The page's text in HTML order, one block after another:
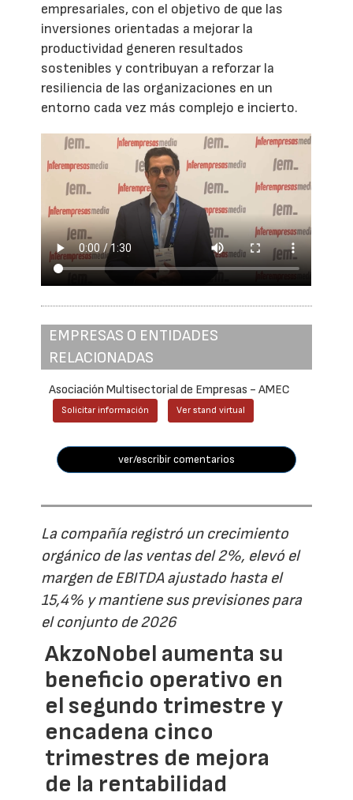
empresariales, con el objetivo de que las
inversiones orientadas a mejorar la
productividad generen resultados
sostenibles y contribuyan a reforzar la
resiliencia de las organizaciones en un
entorno cada vez más complejo e incierto.
EMPRESAS O ENTIDADES
RELACIONADAS
Asociación Multisectorial de Empresas - AMEC
Solicitar información Ver stand virtual
ver/escribir comentarios
La compañía registró un crecimiento
orgánico de las ventas del 2%, elevó el
margen de EBITDA ajustado hasta el
15,4% y mantiene sus previsiones para
el conjunto de 2026
AkzoNobel aumenta su
beneficio operativo en
el segundo trimestre y
encadena cinco
trimestres de mejora
de la rentabilidad